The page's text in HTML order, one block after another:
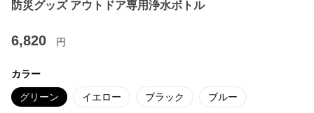
防災グッズ アウトドア専用浄水ボトル
6,820 円
カラー
グリーン イエロー ブラック ブルー